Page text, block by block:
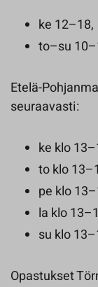
ke 12–18,
to–su
Etelä-
seuraavasti:
ke klo
to klo
pe klo
la klo
su klo
Opastukset